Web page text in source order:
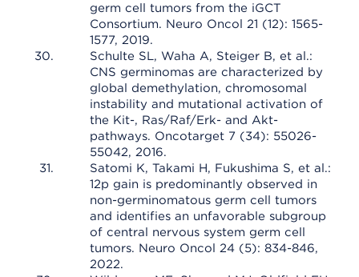
germ cell tumors from the iGCT
Consortium. Neuro Oncol 21 (12): 1565-
1577, 2019.
Schulte SL, Waha A, Steiger B, et al.:
CNS germinomas are characterized by
global demethylation, chromosomal
instability and mutational activation of
the Kit-, Ras/Raf/Erk- and Akt-
pathways. Oncotarget 7 (34): 55026-
55042, 2016.
Satomi K, Takami H, Fukushima S, et al.:
12p gain is predominantly observed in
non-germinomatous germ cell tumors
and identifies an unfavorable subgroup
of central nervous system germ cell
tumors. Neuro Oncol 24 (5): 834-846,
2022.